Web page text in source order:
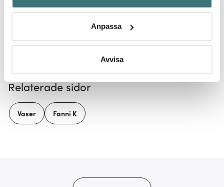
Identifiera din enhet genom att aktivt skanna den för
Ta reda på mer om hur dina personliga uppgifter
Du kan ändra eller dra tillbaka ditt samtycke när som
Vi använder cookies för att innehållet och annonserna
ska anpassas efter det som vi tror att du tycker om. Det
gör också att vi kan analysera vår trafik och göra
Anpassa
Avvisa
Låt dig inspireras av våra kunder
Relaterade sidor
Vaser Fanni K